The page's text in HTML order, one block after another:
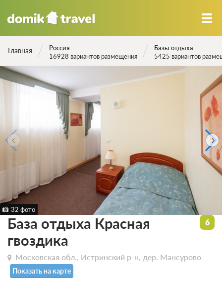
Главная
Россия
16928 вариантов размещения
Базы отдыха
5425 вариантов
32 фото
База отдыха Красная
гвоздика
Московская обл., Истринский р-н, дер. Мансурово
Показать на карте
6